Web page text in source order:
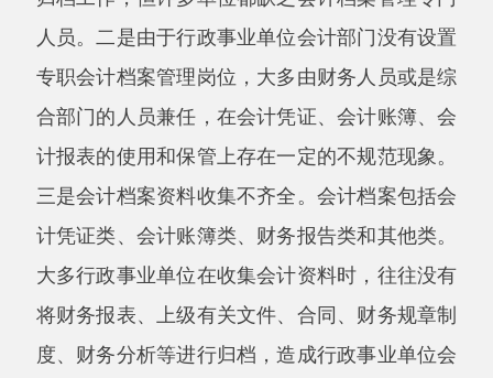
基础工作抓不抓无所谓，会计工作就是收收支
支，一切都是自己说了算，不重视会计人员的业
各个环节与会计制度要求不符，影响了会计工作
质量和财务管理水平的提高。
于部分会计人员的学历层次较低，没有进行系统
的会计理论和业务知识的学习，不少是“半路出